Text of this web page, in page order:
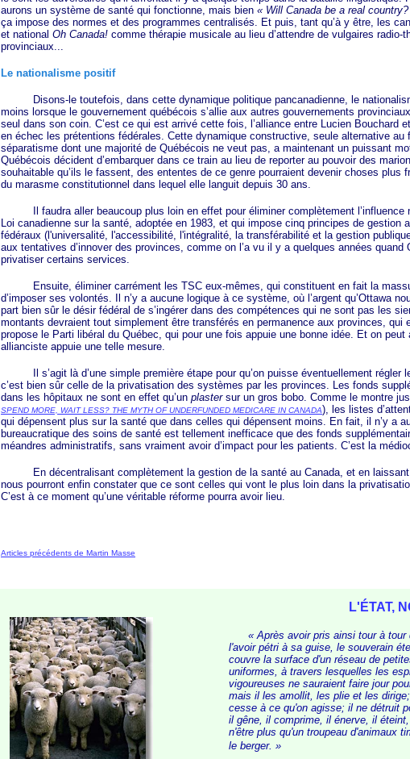
aurons un système de santé qui fonctionne, mais bien « Will Canada be a real count
ça impose des normes et des programmes centralisés. Et puis, tant qu’à y être, les
et national Oh Canada! comme thérapie musicale au lieu d’attendre de vulgaires radio-
provinciaux...
Le nationalisme positif
Disons-le toutefois, dans cette dynamique politique pancanadienne, le
moins lorsque le gouvernement québécois s’allie aux autres gouvernements
seul dans son coin. C’est ce qui est arrivé cette fois, l’alliance entre Lucien Bouchard
en échec les prétentions fédérales. Cette dynamique constructive, seule alternative
séparatisme dont une majorité de Québécois ne veut pas, a maintenant un puissant
Québécois décident d’embarquer dans ce train au lieu de reporter au pouvoir des
souhaitable qu’ils le fassent, des ententes de ce genre pourraient devenir choses plus
du marasme constitutionnel dans lequel elle languit depuis 30 ans.
Il faudra aller beaucoup plus loin en effet pour éliminer complètement l’influence
Loi canadienne sur la santé, adoptée en 1983, et qui impose cinq principes de gestion
fédéraux (l'universalité, l'accessibilité, l'intégralité, la transférabilité et la gestion
aux tentatives d’innover des provinces, comme on l’a vu il y a quelques années quand
privatiser certains services.
Ensuite, éliminer carrément les TSC eux-mêmes, qui constituent en fait la
d’imposer ses volontés. Il n’y a aucune logique à ce système, où l’argent qu’Ottawa
part bien sûr le désir fédéral de s’ingérer dans des compétences qui ne sont pas les
montants devraient tout simplement être transférés en permanence aux provinces, qui
propose le Parti libéral du Québec, qui pour une fois appuie une bonne idée. Et on peut
allianciste appuie une telle mesure.
Il s’agit là d’une simple première étape pour qu’on puisse éventuellement régler
c’est bien sûr celle de la privatisation des systèmes par les provinces. Les fonds
dans les hôpitaux ne sont en effet qu’un plaster sur un gros bobo. Comme le montre
SPEND MORE, WAIT LESS? THE MYTH OF UNDERFUNDED MEDICARE IN CANADA), les listes
qui dépensent plus sur la santé que dans celles qui dépensent moins. En fait, il n’y a
bureaucratique des soins de santé est tellement inefficace que des fonds
méandres administratifs, sans vraiment avoir d’impact pour les patients. C’est la
En décentralisant complètement la gestion de la santé au Canada, et en laissant
nous pourront enfin constater que ce sont celles qui vont le plus loin dans la
C’est à ce moment qu’une véritable réforme pourra avoir lieu.
Articles précédents de Martin Masse
L'ÉTAT,
« Après avoir pris ainsi tour à
l'avoir pétri à sa guise, le souverain
couvre la surface d'un réseau de
uniformes, à travers lesquelles les
vigoureuses ne sauraient faire jour
mais il les amollit, les plie et les
cesse à ce qu'on agisse; il ne détruit
il gêne, il comprime, il énerve, il
n'être plus qu'un troupeau d'animaux
le berger. »